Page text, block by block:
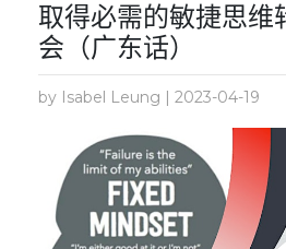
取得必需的敏捷思维
会（广东话）
by Isabel Leung | 2023-04-19